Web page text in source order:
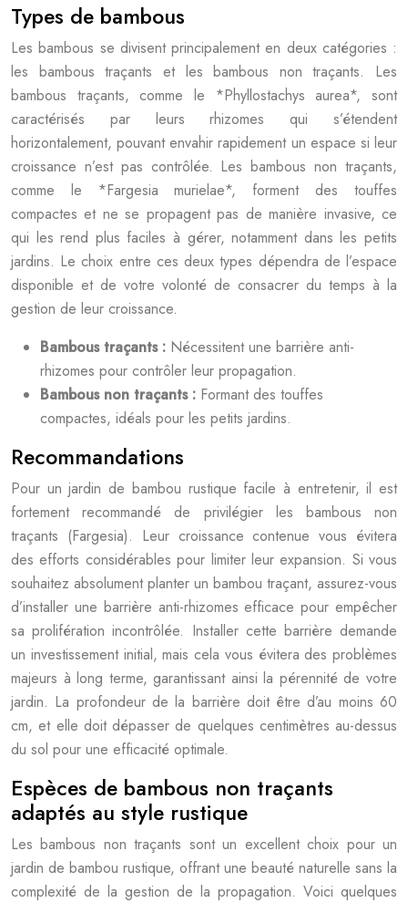
Types de bambous
Les bambous se divisent principalement en deux catégories :
les bambous traçants et les bambous non traçants. Les
bambous traçants, comme le *Phyllostachys aurea*, sont
caractérisés par leurs rhizomes qui s’étendent
horizontalement, pouvant envahir rapidement un espace si leur
croissance n’est pas contrôlée. Les bambous non traçants,
comme le *Fargesia murielae*, forment des touffes
compactes et ne se propagent pas de manière invasive, ce
qui les rend plus faciles à gérer, notamment dans les petits
jardins. Le choix entre ces deux types dépendra de l’espace
disponible et de votre volonté de consacrer du temps à la
gestion de leur croissance.
Bambous traçants : Nécessitent une barrière anti-
rhizomes pour contrôler leur propagation.
Bambous non traçants : Formant des touffes
compactes, idéals pour les petits jardins.
Recommandations
Pour un jardin de bambou rustique facile à entretenir, il est
fortement recommandé de privilégier les bambous non
traçants (Fargesia). Leur croissance contenue vous évitera
des efforts considérables pour limiter leur expansion. Si vous
souhaitez absolument planter un bambou traçant, assurez-vous
d’installer une barrière anti-rhizomes efficace pour empêcher
sa prolifération incontrôlée. Installer cette barrière demande
un investissement initial, mais cela vous évitera des problèmes
majeurs à long terme, garantissant ainsi la pérennité de votre
jardin. La profondeur de la barrière doit être d’au moins 60
cm, et elle doit dépasser de quelques centimètres au-dessus
du sol pour une efficacité optimale.
Espèces de bambous non traçants
adaptés au style rustique
Les bambous non traçants sont un excellent choix pour un
jardin de bambou rustique, offrant une beauté naturelle sans la
complexité de la gestion de la propagation. Voici quelques